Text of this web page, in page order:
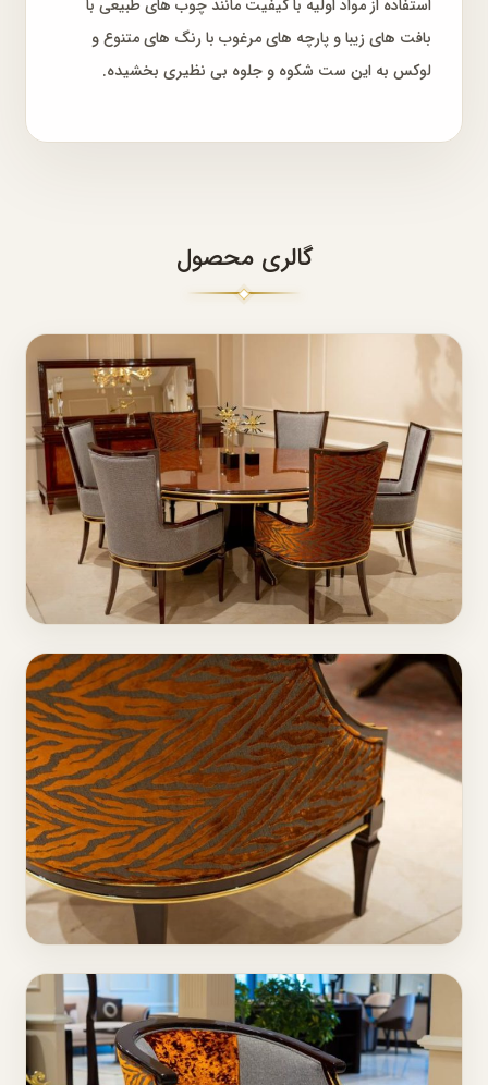
استفاده از مواد اولیه با کیفیت مانند چوب های طبیعی با
بافت های زیبا و پارچه های مرغوب با رنگ های متنوع و
لوکس به این ست شکوه و جلوه بی نظیری بخشیده.
گالری محصول